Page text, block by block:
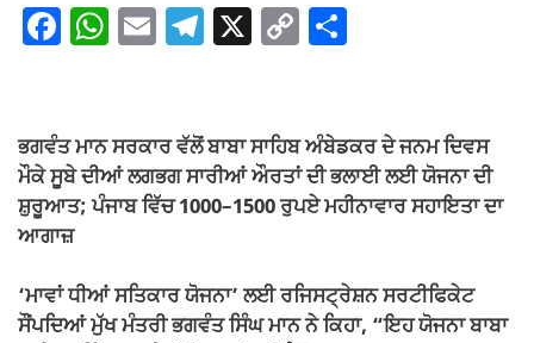
F
e
b
o
o
k
W
s
A
p
E T
gr
a
m
X C
y
Li
n
e
ਭਗਵੰਤ ਮਾਨ ਸਰਕਾਰ ਵੱਲੋਂ ਬਾਬਾ ਸਾਹਿਬ ਅੰਬੇਡਕਰ ਦੇ ਜਨਮ ਦਿਵਸ
ਮੌਕੇ ਸੂਬੇ ਦੀਆਂ ਲਗਭਗ ਸਾਰੀਆਂ ਔਰਤਾਂ ਦੀ ਭਲਾਈ ਲਈ ਯੋਜਨਾ ਦੀ
ਸ਼ੁਰੂਆਤ; ਪੰਜਾਬ ਵਿੱਚ 1000–1500 ਰੁਪਏ ਮਹੀਨਾਵਾਰ ਸਹਾਇਤਾ ਦਾ
ਆਗਾਜ਼
‘ਮਾਵਾਂ ਧੀਆਂ ਸਤਿਕਾਰ ਯੋਜਨਾ’ ਲਈ ਰਜਿਸਟ੍ਰੇਸ਼ਨ ਸਰਟੀਫਿਕੇਟ
ਸੌਂਪਦਿਆਂ ਮੁੱਖ ਮੰਤਰੀ ਭਗਵੰਤ ਸਿੰਘ ਮਾਨ ਨੇ ਕਿਹਾ, “ਇਹ ਯੋਜਨਾ ਬਾਬਾ